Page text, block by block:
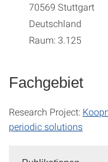
70569 Stuttgart
Deutschland
Raum: 3.125
Fachgebiet
Research Project:
periodic solutions